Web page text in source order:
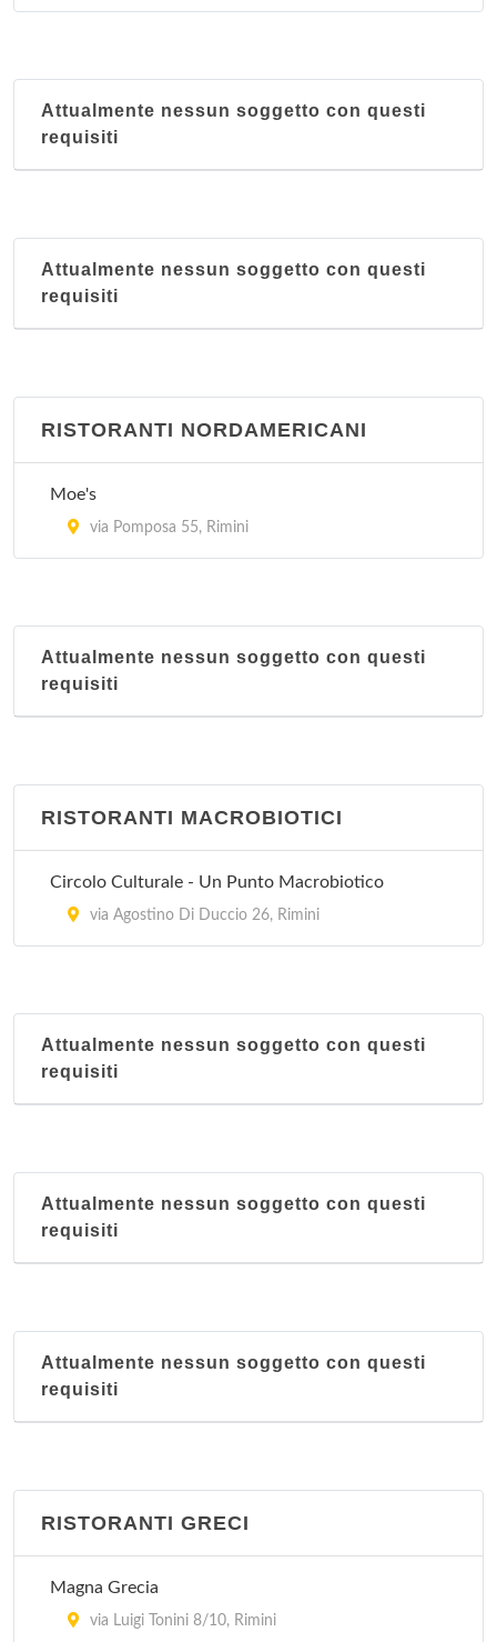
Attualmente nessun soggetto con questi
requisiti
Attualmente nessun soggetto con questi
requisiti
RISTORANTI NORDAMERICANI
Moe's
via Pomposa 55, Rimini
Attualmente nessun soggetto con questi
requisiti
RISTORANTI MACROBIOTICI
Circolo Culturale - Un Punto Macrobiotico
via Agostino Di Duccio 26, Rimini
Attualmente nessun soggetto con questi
requisiti
Attualmente nessun soggetto con questi
requisiti
Attualmente nessun soggetto con questi
requisiti
RISTORANTI GRECI
Magna Grecia
via Luigi Tonini 8/10, Rimini